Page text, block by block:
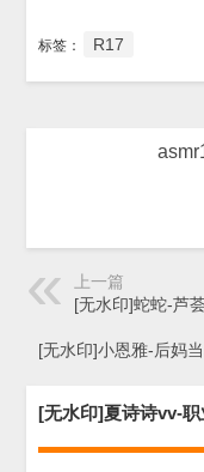
标签： R17
上一篇
[无水印]蛇蛇-芦
[无水印]小恩雅-后妈
[无水印]夏诗诗vv-职